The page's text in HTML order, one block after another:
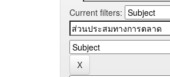
Current filters: